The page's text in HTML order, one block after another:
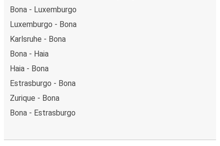
Bona - Luxemburgo
Luxemburgo - Bona
Karlsruhe - Bona
Bona - Haia
Haia - Bona
Estrasburgo - Bona
Zurique - Bona
Bona - Estrasburgo